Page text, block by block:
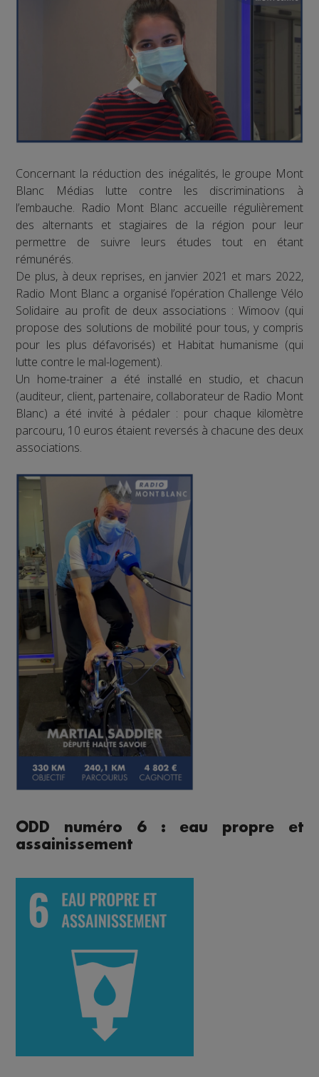
Concernant la réduction des inégalités, le groupe Mont
Blanc Médias lutte contre les discriminations à
l’embauche. Radio Mont Blanc accueille régulièrement
des alternants et stagiaires de la région pour leur
permettre de suivre leurs études tout en étant
rémunérés.
De plus, à deux reprises, en janvier 2021 et mars 2022,
Radio Mont Blanc a organisé l’opération Challenge Vélo
Solidaire au profit de deux associations : Wimoov (qui
propose des solutions de mobilité pour tous, y compris
pour les plus défavorisés) et Habitat humanisme (qui
lutte contre le mal-logement).
Un home-trainer a été installé en studio, et chacun
(auditeur, client, partenaire, collaborateur de Radio Mont
Blanc) a été invité à pédaler : pour chaque kilomètre
parcouru, 10 euros étaient reversés à chacune des deux
associations.
ODD numéro 6 : eau propre et
assainissement